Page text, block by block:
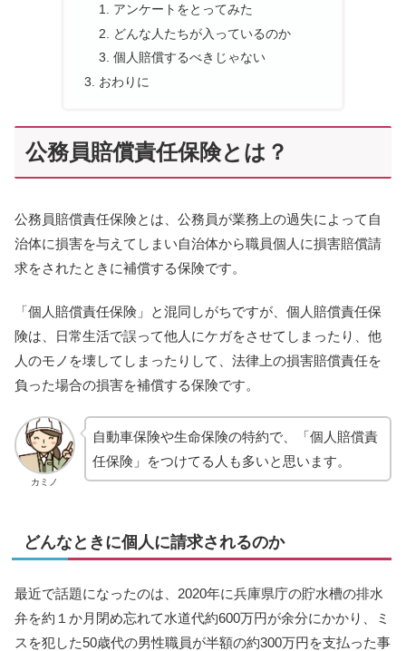
アンケートをとってみた
どんな人たちが入っているのか
個人賠償するべきじゃない
おわりに
公務員賠償責任保険とは？
公務員賠償責任保険とは、公務員が業務上の過失によって自
治体に損害を与えてしまい自治体から職員個人に損害賠償請
求をされたときに補償する保険です。
「個人賠償責任保険」と混同しがちですが、個人賠償責任保
険は、日常生活で誤って他人にケガをさせてしまったり、他
人のモノを壊してしまったりして、法律上の損害賠償責任を
負った場合の損害を補償する保険です。
カミノ
自動車保険や生命保険の特約で、「個人賠償責
任保険」をつけてる人も多いと思います。
どんなときに個人に請求されるのか
最近で話題になったのは、2020年に兵庫県庁の貯水槽の排水
弁を約１か月閉め忘れて水道代約600万円が余分にかかり、ミ
スを犯した50歳代の男性職員が半額の約300万円を支払った事